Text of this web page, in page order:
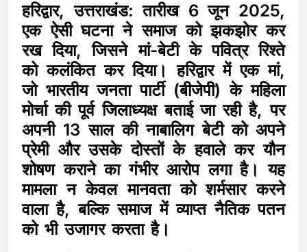
हरिद्वार, उत्तराखंड: तारीख 6 जून 2025,
एक ऐसी घटना ने समाज को झकझोर कर
रख दिया, जिसने मां-बेटी के पवित्र रिश्ते
को कलंकित कर दिया। हरिद्वार में एक मां,
जो भारतीय जनता पार्टी (बीजेपी) के महिला
मोर्चा की पूर्व जिलाध्यक्ष बताई जा रही है, पर
अपनी 13 साल की नाबालिग बेटी को अपने
प्रेमी और उसके दोस्तों के हवाले कर यौन
शोषण कराने का गंभीर आरोप लगा है। यह
मामला न केवल मानवता को शर्मसार करने
वाला है, बल्कि समाज में व्याप्त नैतिक पतन
को भी उजागर करता है।